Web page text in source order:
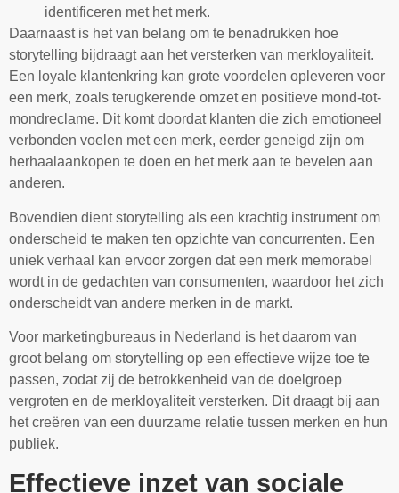
identificeren met het merk.
Daarnaast is het van belang om te benadrukken hoe
storytelling bijdraagt aan het versterken van merkloyaliteit.
Een loyale klantenkring kan grote voordelen opleveren voor
een merk, zoals terugkerende omzet en positieve mond-tot-
mondreclame. Dit komt doordat klanten die zich emotioneel
verbonden voelen met een merk, eerder geneigd zijn om
herhaalaankopen te doen en het merk aan te bevelen aan
anderen.
Bovendien dient storytelling als een krachtig instrument om
onderscheid te maken ten opzichte van concurrenten. Een
uniek verhaal kan ervoor zorgen dat een merk memorabel
wordt in de gedachten van consumenten, waardoor het zich
onderscheidt van andere merken in de markt.
Voor marketingbureaus in Nederland is het daarom van
groot belang om storytelling op een effectieve wijze toe te
passen, zodat zij de betrokkenheid van de doelgroep
vergroten en de merkloyaliteit versterken. Dit draagt bij aan
het creëren van een duurzame relatie tussen merken en hun
publiek.
Effectieve inzet van sociale